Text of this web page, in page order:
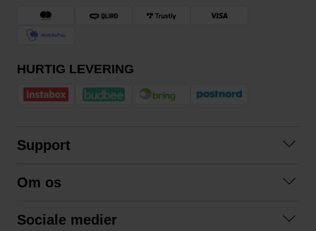
HURTIG LEVERING
Support
Betingelser
Om os
Sociale medier